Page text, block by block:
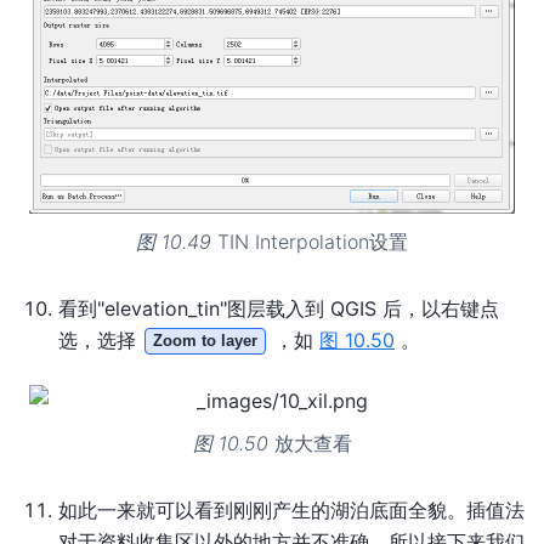
图 10.49 TIN Interpolation设置
看到"elevation_tin"图层载入到 QGIS 后，以右键点
选，选择
Zoom to layer ，如 图 10.50 。
图 10.50 放大查看
如此一来就可以看到刚刚产生的湖泊底面全貌。插值法